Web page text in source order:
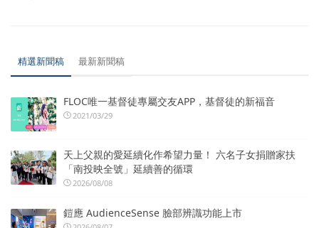
精選新聞稿 最新新聞稿
FLOC唯一基督徒專屬交友APP，基督徒的新福音
2021/03/29
天上父親的愛延續化作希望力量！ 六名子女捐贈家扶
「南投映全號」延續善的循環
2026/08/08
鎧應 AudienceSense 臉部辨識功能上市